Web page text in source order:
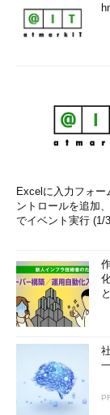
Excelに入力フォー
ントロールを追加
でイベント実行 (1/